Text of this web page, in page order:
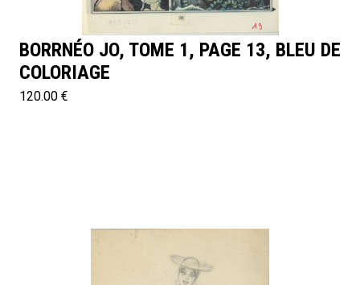
BORRNÉO JO, TOME 1, PAGE 13, BLEU DE
COLORIAGE
120.00 €